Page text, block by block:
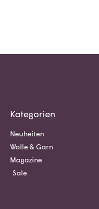
Kategorien
Neuheiten
Wolle & Garn
Magazine
Sale